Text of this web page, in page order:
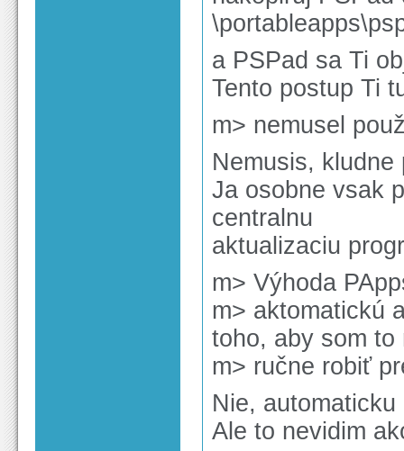
a PSPad sa Ti
Tento postup Ti
m> nemusel
Nemusis,
Ja osobne vsak
centralnu
aktualizaciu
m> Výhoda
m> aktomatickú
toho, aby som to
m> ručne robiť
Nie,
Ale to nevidim